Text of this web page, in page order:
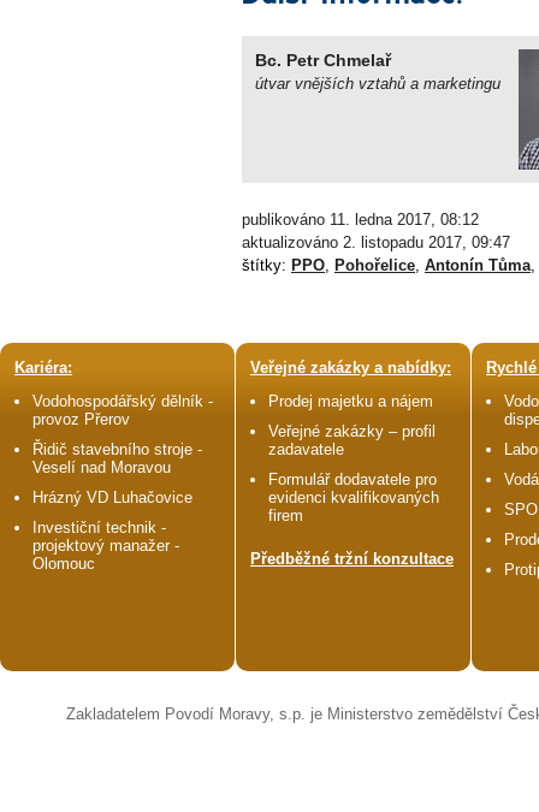
Bc. Petr Chmelař
útvar vnějších vztahů a marketingu
publikováno 11. ledna 2017, 08:12
aktualizováno 2. listopadu 2017, 09:47
štítky: PPO, Pohořelice, Antonín Tůma,
Kariéra:
Vodohospodářský dělník -
provoz Přerov
Řidič stavebního stroje -
Veselí nad Moravou
Hrázný VD Luhačovice
Investiční technik -
projektový manažer -
Olomouc
Veřejné zakázky a nabídky:
Prodej majetku a nájem
Veřejné zakázky – profil
zadavatele
Formulář dodavatele pro
evidenci kvalifikovaných
firem
Předběžné tržní konzultace
Zakladatelem Povodí Moravy, s.p. je Ministerstvo zemědělství